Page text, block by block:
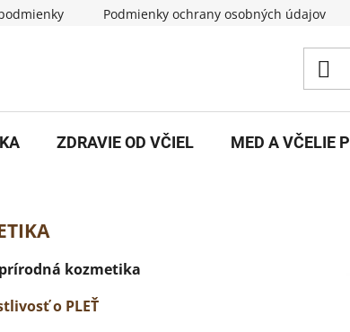
Podmienky ochrany osobných údajov
ZDRAVIE OD VČIEL MED A VČELIE
prírodná kozmetika
o PLEŤ